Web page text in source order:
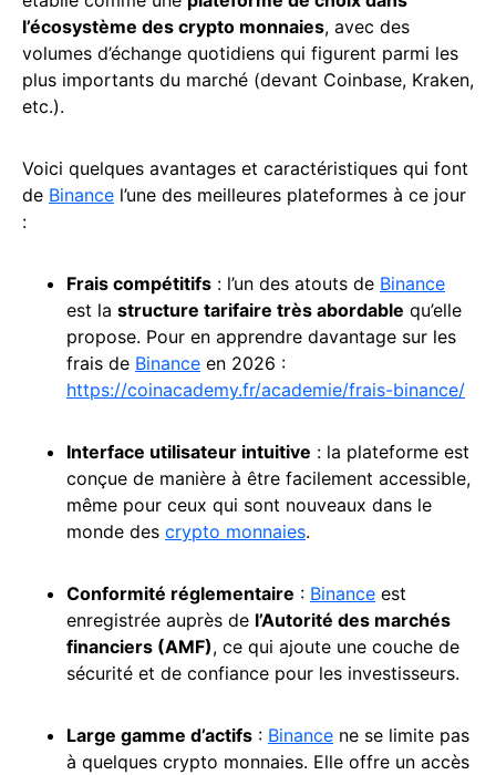
l’écosystème des crypto monnaies, avec des
volumes d’échange quotidiens qui figurent parmi les
plus importants du marché (devant Coinbase, Kraken,
etc.).
Voici quelques avantages et caractéristiques qui font
de Binance l’une des meilleures plateformes à ce jour
:
Frais compétitifs : l’un des atouts de Binance
est la structure tarifaire très abordable qu’elle
propose. Pour en apprendre davantage sur les
frais de Binance en 2026 :
https://coinacademy.fr/academie/frais-binance/
Interface utilisateur intuitive : la plateforme est
conçue de manière à être facilement accessible,
même pour ceux qui sont nouveaux dans le
monde des crypto monnaies.
Conformité réglementaire : Binance est
enregistrée auprès de l’Autorité des marchés
financiers (AMF), ce qui ajoute une couche de
sécurité et de confiance pour les investisseurs.
Large gamme d’actifs : Binance ne se limite pas
à quelques crypto monnaies. Elle offre un accès